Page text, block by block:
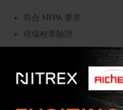
符合 NFPA 要求
現場校準驗證
遠程顯示選項